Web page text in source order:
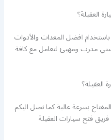
العقيلة؟
افضل المعدات والأدوات
مدرب ومهيئ لتعامل مع كافة
بسرعة عالية كما نصل اليكم
فتح سيارات العقيلة